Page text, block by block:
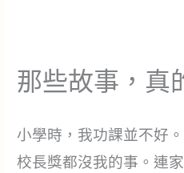
那些故事，真
小學時，我功課並不好
校長獎都沒我的事。連